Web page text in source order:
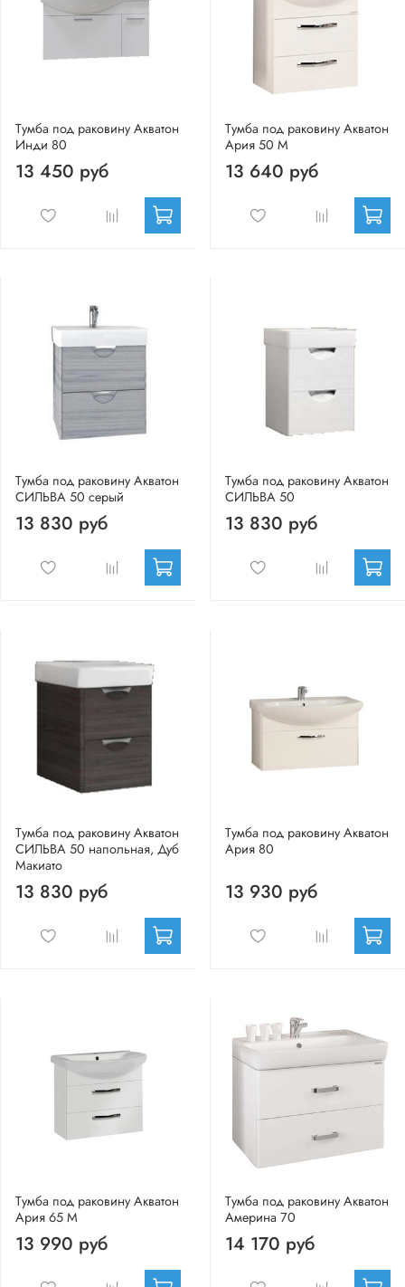
Тумба под раковину Акватон
Инди 80
13 450 руб
Тумба под раковину Акватон
Ария 50 М
13 640 руб
Тумба под раковину Акватон
СИЛЬВА 50 серый
13 830 руб
Тумба под раковину Акватон
СИЛЬВА 50
13 830 руб
Тумба под раковину Акватон
СИЛЬВА 50 напольная, Дуб
Макиато
13 830 руб
Тумба под раковину Акватон
Ария 80
13 930 руб
Тумба под раковину Акватон
Ария 65 М
13 990 руб
Тумба под раковину Акватон
Америна 70
14 170 руб